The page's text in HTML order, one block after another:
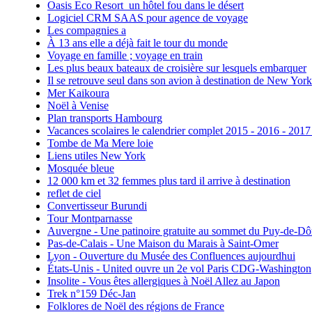
Oasis Eco Resort un hôtel fou dans le désert
Logiciel CRM SAAS pour agence de voyage
Les compagnies a
À 13 ans elle a déjà fait le tour du monde
Voyage en famille ; voyage en train
Les plus beaux bateaux de croisière sur lesquels embarquer
Il se retrouve seul dans son avion à destination de New York
Mer Kaikoura
Noël à Venise
Plan transports Hambourg
Vacances scolaires le calendrier complet 2015 - 2016 -
Tombe de Ma Mere loie
Liens utiles New York
Mosquée bleue
12 000 km et 32 femmes plus tard il arrive à destination
reflet de ciel
Convertisseur Burundi
Tour Montparnasse
Auvergne - Une patinoire gratuite au sommet du Puy-de-
Pas-de-Calais - Une Maison du Marais à Saint-Omer
Lyon - Ouverture du Musée des Confluences aujourdhui
États-Unis - United ouvre un 2e vol Paris CDG-Washington
Insolite - Vous êtes allergiques à Noël Allez au Japon
Trek n°159 Déc-Jan
Folklores de Noël des régions de France